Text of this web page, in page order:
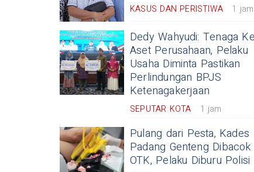
KASUS DAN PERISTIWA 1 jam
Dedy Wahyudi: Tenaga
Aset Perusahaan, Pelaku
Usaha Diminta Pastikan
Perlindungan BPJS
Ketenagakerjaan
SEPUTAR KOTA 1 jam
Pulang dari Pesta, Kades
Padang Genteng Dibacok
OTK, Pelaku Diburu Polisi